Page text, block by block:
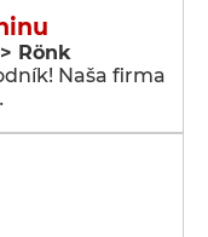
Rönk
Naša firma